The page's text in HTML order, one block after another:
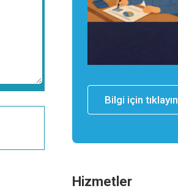
Bilgi için tıklayın
Hizmetler